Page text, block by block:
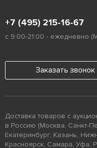
+7 (495) 215-16-67
с 9:00-21:00 - ежедневно
Заказать звонок
Доставка товаров с
в Россию (Москва, Санкт-
Екатеринбург, Казань,
Красноярск, Самара, Уфа,